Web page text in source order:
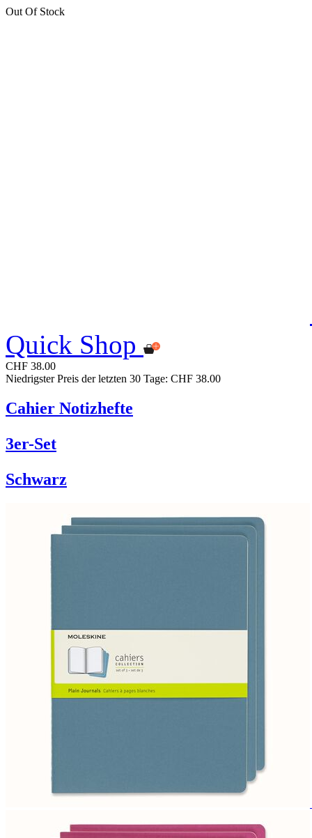
Out Of Stock
Quick Shop
CHF 38.00
Niedrigster Preis der letzten 30 Tage: CHF 38.00
Cahier Notizhefte
3er-Set
Schwarz